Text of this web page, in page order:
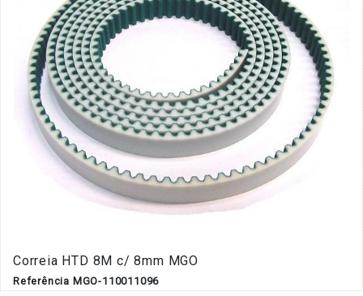
Correia HTD 8M c/ 8mm MGO
Referência MGO-110011096